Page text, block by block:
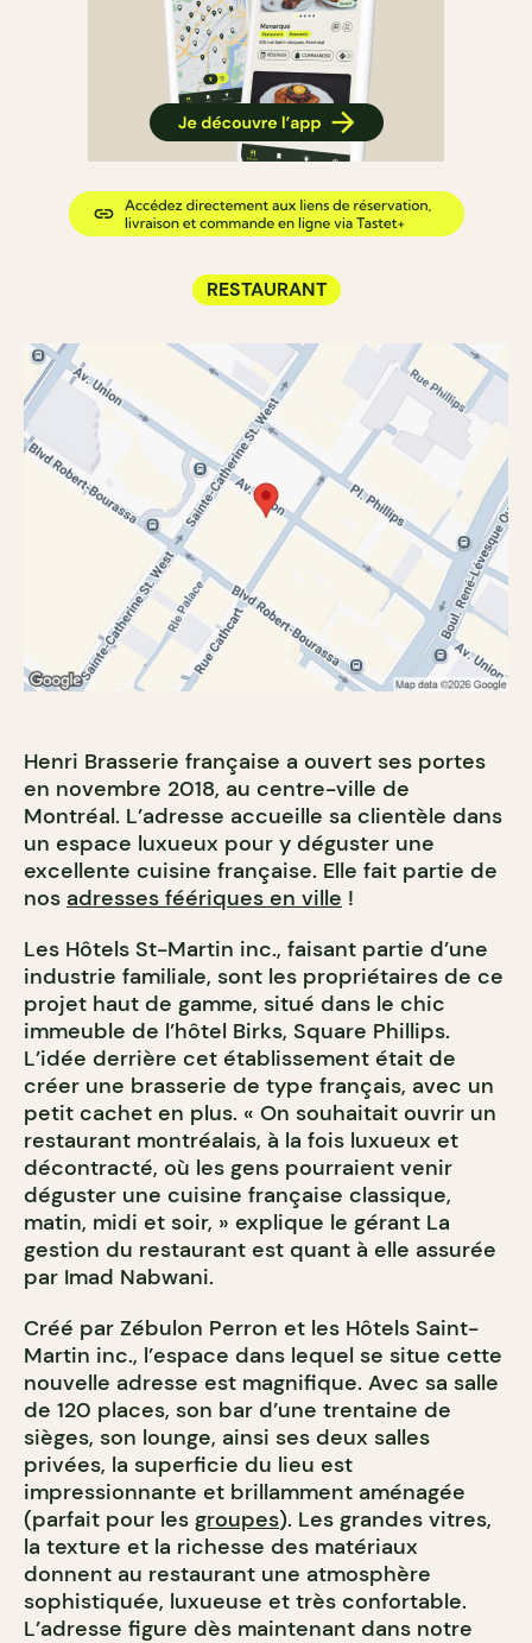
RESTAURANT
Henri Brasserie française a ouvert ses portes
en novembre 2018, au centre-ville de
Montréal. L’adresse accueille sa clientèle dans
un espace luxueux pour y déguster une
excellente cuisine française. Elle fait partie de
nos adresses féériques en ville !
Les Hôtels St-Martin inc., faisant partie d’une
industrie familiale, sont les propriétaires de ce
projet haut de gamme, situé dans le chic
immeuble de l’hôtel Birks, Square Phillips.
L’idée derrière cet établissement était de
créer une brasserie de type français, avec un
petit cachet en plus. « On souhaitait ouvrir un
restaurant montréalais, à la fois luxueux et
décontracté, où les gens pourraient venir
déguster une cuisine française classique,
matin, midi et soir, » explique le gérant La
gestion du restaurant est quant à elle assurée
par Imad Nabwani.
Créé par Zébulon Perron et les Hôtels Saint-
Martin inc., l’espace dans lequel se situe cette
nouvelle adresse est magnifique. Avec sa salle
de 120 places, son bar d’une trentaine de
sièges, son lounge, ainsi ses deux salles
privées, la superficie du lieu est
impressionnante et brillamment aménagée
(parfait pour les groupes). Les grandes vitres,
la texture et la richesse des matériaux
donnent au restaurant une atmosphère
sophistiquée, luxueuse et très confortable.
L’adresse figure dès maintenant dans notre